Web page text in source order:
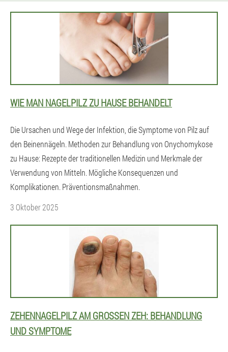
WIE MAN NAGELPILZ ZU HAUSE BEHANDELT
Die Ursachen und Wege der Infektion, die Symptome von Pilz auf
den Beinennägeln. Methoden zur Behandlung von Onychomykose
zu Hause: Rezepte der traditionellen Medizin und Merkmale der
Verwendung von Mitteln. Mögliche Konsequenzen und
Komplikationen. Präventionsmaßnahmen.
3 Oktober 2025
ZEHENNAGELPILZ AM GROSSEN ZEH: BEHANDLUNG U
ND SYMPTOME